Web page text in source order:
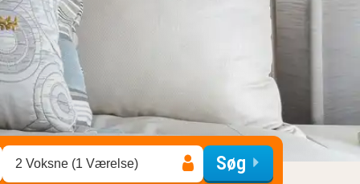
2 Voksne (1 Værelse) Søg